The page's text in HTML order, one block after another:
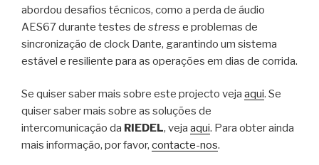
abordou desafios técnicos, como a perda de áudio
AES67 durante testes de stress e problemas de
sincronização de clock Dante, garantindo um sistema
estável e resiliente para as operações em dias de corrida.
Se quiser saber mais sobre este projecto veja aqui. Se
quiser saber mais sobre as soluções de
intercomunicação da RIEDEL, veja aqui. Para obter ainda
mais informação, por favor, contacte-nos.